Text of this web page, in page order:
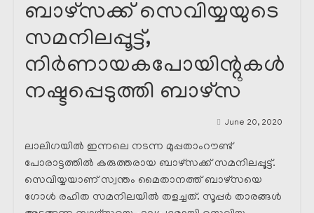
ബാഴ്സക്ക് സെവിയ്യയുടെ
സമനിലപ്പൂട്ട്,
നിർണായകപോയിന്റുകൾ
നഷ്ടപ്പെടുത്തി ബാഴ്സ
June 20, 2020
ലാലിഗയിൽ ഇന്നലെ നടന്ന മുപ്പതാംറൗണ്ട്
പോരാട്ടത്തിൽ കരുത്തരായ ബാഴ്സക്ക് സമനിലപ്പൂട്ട്.
സെവിയ്യയാണ് സ്വന്തം മൈതാനത്ത് ബാഴ്സയെ
ഗോൾ രഹിത സമനിലയിൽ തളച്ചത്. സൂപ്പർ താരങ്ങൾ